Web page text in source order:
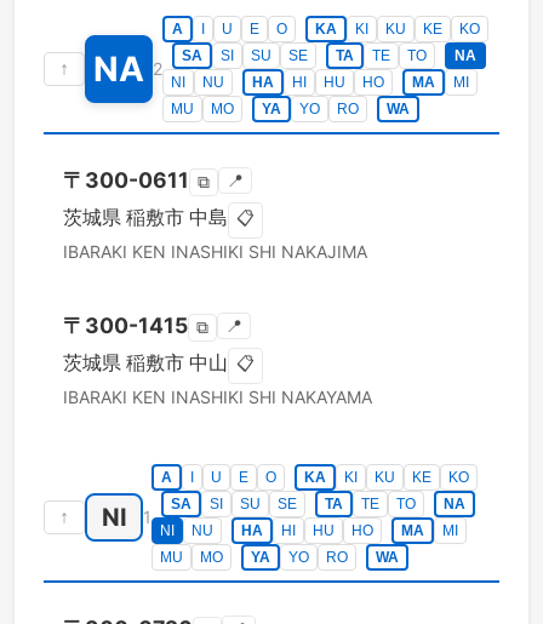
↑ NA 2
A U E O KA KI KU KE
KO
SA
SI SU SE TA TE TO
NA
NI
NU HA HI HU HO MA
MI
MU
MO YA YO RO WA
〒 300-0611 ⧉ 📍
茨城県 稲敷市 中島 📋
IBARAKI KEN INASHIKI SHI NAKAJIMA
〒 300-1415 ⧉ 📍
茨城県 稲敷市 中山 📋
IBARAKI KEN INASHIKI SHI NAKAYAMA
↑ NI 1
A U E O KA KI KU KE
KO
SA
SI SU SE TA TE TO
NA
NI
NU HA HI HU HO MA
MI
MU
MO YA YO RO WA